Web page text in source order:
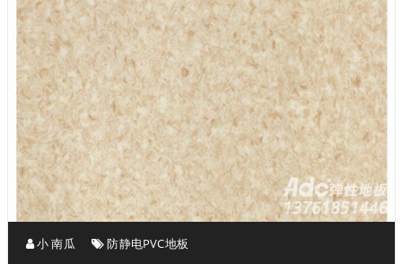
小 南瓜 防静电PVC地板